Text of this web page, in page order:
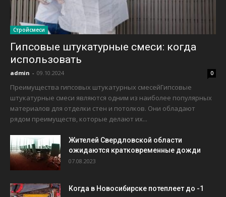
Стройсмеси
Гипсовые штукатурные смеси: когда
использовать
admin - 09.10.2024 0
Преимущества гипсовых штукатурных смесейГипсовые
штукатурные смеси являются одним из наиболее популярных
материалов для отделки стен и потолков. Они обладают
рядом преимуществ, которые делают их...
Жителей Свердловской области
ожидаются кратковременные дожди
07.08.2023
Когда в Новосибирске потеплеет до -1